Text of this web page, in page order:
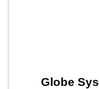
Globe Sys